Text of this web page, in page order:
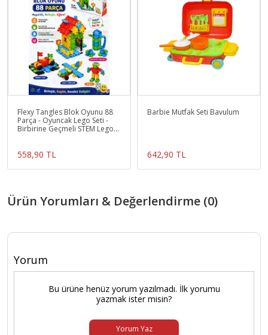
Flexy Tangles Blok Oyunu 88
Parça - Oyuncak Lego Seti -
Birbirine Geçmeli STEM Lego
558,90 TL
Barbie Mutfak Seti Bavulum
642,90 TL
Ürün Yorumları & Değerlendirme (0)
Yorum
Bu ürüne henüz yorum yazılmadı. İlk yorumu
yazmak ister misin?
Yorum Yaz